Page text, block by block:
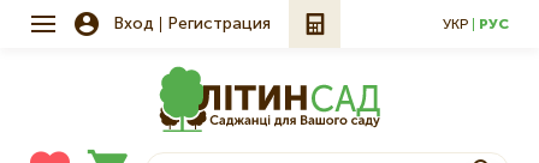
Вход Регистрация УКР РУС